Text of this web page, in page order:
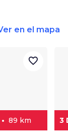
en el mapa
89 km
favorite_border
3